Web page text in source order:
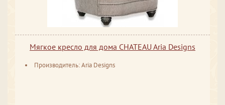
Мягкое кресло для дома CHATEAU Aria Designs
Производитель: Aria Designs